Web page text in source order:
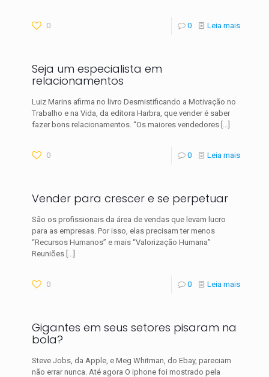
0 0 Leia mais
Seja um especialista em
relacionamentos
Luiz Marins afirma no livro Desmistificando a Motivação no
Trabalho e na Vida, da editora Harbra, que vender é saber
fazer bons relacionamentos. “Os maiores ven­dedores […]
0 0 Leia mais
Vender para crescer e se perpetuar
São os profissionais da área de vendas que levam lucro
para as empresas. Por isso, elas precisam ter menos
“Recursos Humanos” e mais “Valorização Humana”
Reuniões […]
0 0 Leia mais
Gigantes em seus setores pisaram na
bola?
Steve Jobs, da Apple, e Meg Whitman, do Ebay, pareciam
não errar nunca. Até agora O iphone foi mostrado pela